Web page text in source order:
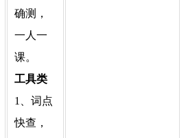
确测，
一人一
课。
工具类
1、词点
快查，